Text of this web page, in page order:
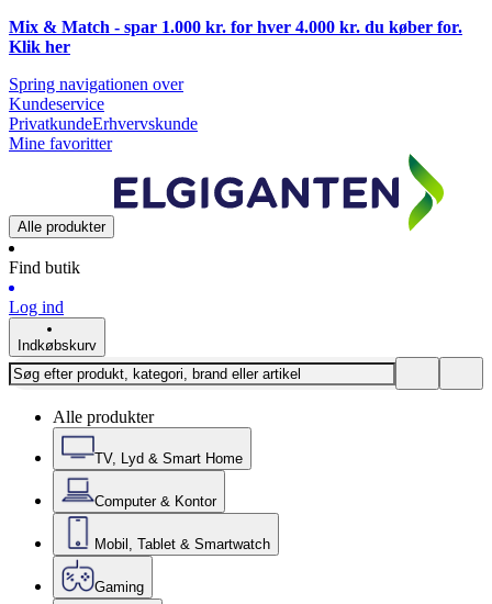
Mix & Match - spar 1.000 kr. for hver 4.000 kr. du køber for.
Klik her
Spring navigationen over
Kundeservice
PrivatkundeErhvervskunde
Mine favoritter
Alle produkter
Find butik
Log ind
Indkøbskurv
Alle produkter
TV, Lyd & Smart Home
Computer & Kontor
Mobil, Tablet & Smartwatch
Gaming